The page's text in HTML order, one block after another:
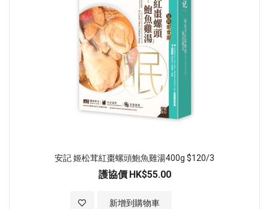
安記 姬松茸紅棗螺頭鮑魚雞湯400g $120/3
護協價 HK$55.00
新增到購物車
加入至願望清單